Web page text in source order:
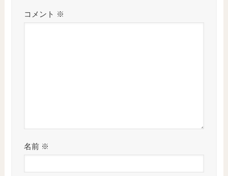
コメント ※
名前 ※